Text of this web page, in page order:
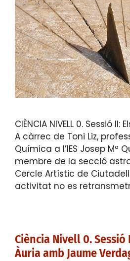
CIÈNCIA NIVELL 0. Sessió
A càrrec de Toni Liz,
Química a l’IES Josep Mª
membre de la secció
Cercle Artístic de
activitat no es
Ciència Nivell 0.
Àuria amb Jaume